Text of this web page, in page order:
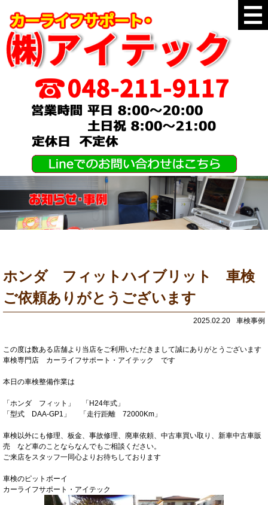
ホンダ フィットハイブリット 車検
ご依頼ありがとうございます
2025.02.20 車検事例
この度は数ある店舗より当店をご利用いただきまして誠にありがとうございます
車検専門店 カーライフサポート・アイテック です
本日の車検整備作業は
「ホンダ フィット」 「H24年式」
「型式 DAA-GP1」 「走行距離 72000Km」
車検以外にも修理、板金、事故修理、廃車依頼、中古車買い取り、新車中古車販
売 など車のことならなんでもご相談ください。
ご来店をスタッフ一同心よりお待ちしております
車検のピットボーイ
カーライフサポート・アイテック